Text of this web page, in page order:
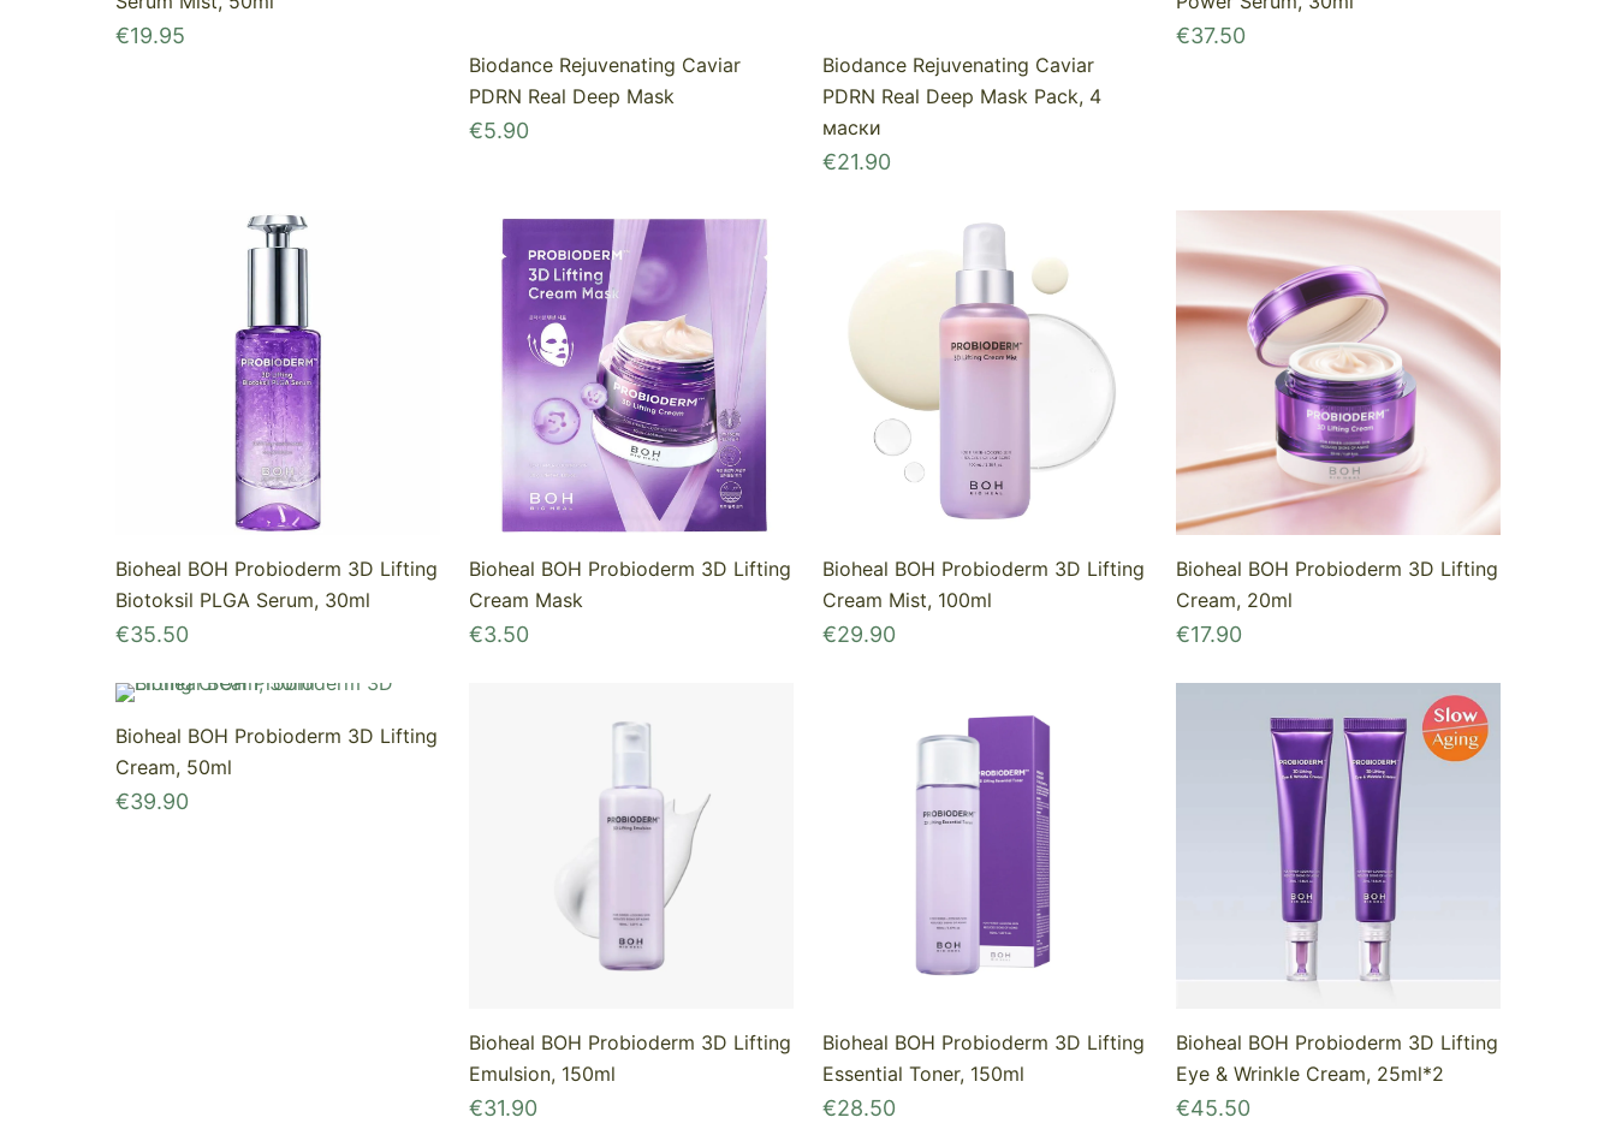
€19.95
Biodance Rejuvenating Caviar
PDRN Real Deep Mask
€5.90
Biodance Rejuvenating Caviar
PDRN Real Deep Mask Pack, 4
маски
€21.90
€37.50
Bioheal BOH Probioderm 3D Lifting
Biotoksil PLGA Serum, 30ml
€35.50
Bioheal BOH Probioderm 3D Lifting
Cream Mask
€3.50
Bioheal BOH Probioderm 3D Lifting
Cream Mist, 100ml
€29.90
Bioheal BOH Probioderm 3D Lifting
Cream, 20ml
€17.90
Bioheal BOH Probioderm 3D Lifting
Cream, 50ml
€39.90
Bioheal BOH Probioderm 3D Lifting
Emulsion, 150ml
€31.90
Bioheal BOH Probioderm 3D Lifting
Essential Toner, 150ml
€28.50
Bioheal BOH Probioderm 3D Lifting
Eye & Wrinkle Cream, 25ml*2
€45.50